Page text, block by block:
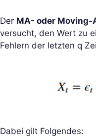
Der MA- oder Moving-
versucht, den Wert zu
Fehlern der letzten q
Dabei gilt Folgendes: